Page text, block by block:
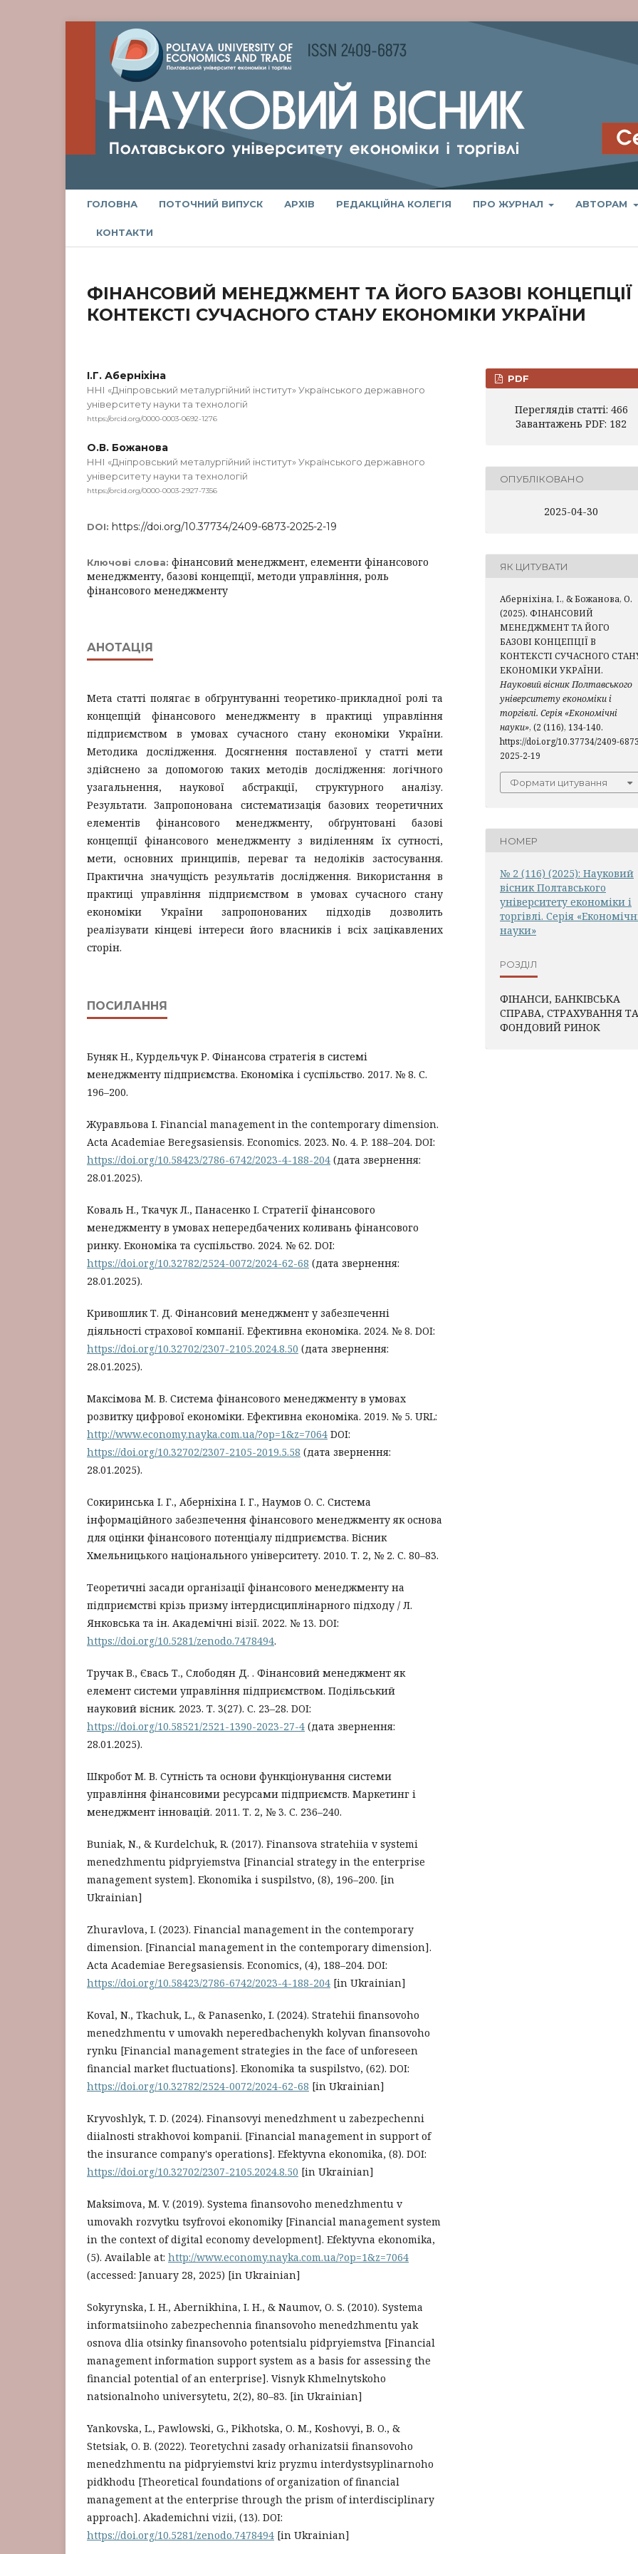
ГОЛОВНА ПОТОЧНИЙ ВИПУСК АРХІВ РЕДАКЦІЙНА КОЛЕГІЯ ПРО ЖУРНАЛ АВТОРАМ
КОНТАКТИ
ФІНАНСОВИЙ МЕНЕДЖМЕНТ ТА ЙОГО БАЗОВІ КОНЦЕПЦІЇ
КОНТЕКСТІ СУЧАСНОГО СТАНУ ЕКОНОМІКИ УКРАЇНИ
І.Г. Аберніхіна
ННІ «Дніпровський металургійний інститут» Українського державного
університету науки та технологій
https://orcid.org/0000-0003-0692-1276
О.В. Божанова
ННІ «Дніпровський металургійний інститут» Українського державного
університету науки та технологій
https://orcid.org/0000-0003-2927-7356
DOI: https://doi.org/10.37734/2409-6873-2025-2-19
Ключові слова: фінансовий менеджмент, елементи фінансового
менеджменту, базові концепції, методи управління, роль
фінансового менеджменту
АНОТАЦІЯ
Мета статті полягає в обґрунтуванні теоретико-прикладної ролі та
концепцій фінансового менеджменту в практиці управління
підприємством в умовах сучасного стану економіки України.
Методика дослідження. Досягнення поставленої у статті мети
здійснено за допомогою таких методів дослідження: логічного
узагальнення, наукової абстракції, структурного аналізу.
Результати. Запропонована систематизація базових теоретичних
елементів фінансового менеджменту, обґрунтовані базові
концепції фінансового менеджменту з виділенням їх сутності,
мети, основних принципів, переваг та недоліків застосування.
Практична значущість результатів дослідження. Використання в
практиці управління підприємством в умовах сучасного стану
економіки України запропонованих підходів дозволить
реалізувати кінцеві інтереси його власників і всіх зацікавлених
сторін.
ПОСИЛАННЯ
Буняк Н., Курдельчук Р. Фінансова стратегія в системі
менеджменту підприємства. Економіка і суспільство. 2017. № 8. С.
196–200.
Журавльова І. Financial management in the contemporary dimension.
Acta Academiae Beregsasiensis. Economics. 2023. No. 4. P. 188–204. DOI:
https://doi.org/10.58423/2786-6742/2023-4-188-204 (дата звернення:
28.01.2025).
Коваль Н., Ткачук Л., Панасенко І. Стратегії фінансового
менеджменту в умовах непередбачених коливань фінансового
ринку. Економіка та суспільство. 2024. № 62. DOI:
https://doi.org/10.32782/2524-0072/2024-62-68 (дата звернення:
28.01.2025).
Кривошлик Т. Д. Фінансовий менеджмент у забезпеченні
діяльності страхової компанії. Ефективна економіка. 2024. № 8. DOI:
https://doi.org/10.32702/2307-2105.2024.8.50 (дата звернення:
28.01.2025).
Максімова М. В. Система фінансового менеджменту в умовах
розвитку цифрової економіки. Ефективна економіка. 2019. № 5. URL:
http://www.economy.nayka.com.ua/?op=1&z=7064 DOI:
https://doi.org/10.32702/2307-2105-2019.5.58 (дата звернення:
28.01.2025).
Сокиринська І. Г., Аберніхіна І. Г., Наумов О. С. Система
інформаційного забезпечення фінансового менеджменту як основа
для оцінки фінансового потенціалу підприємства. Вісник
Хмельницького національного університету. 2010. Т. 2, № 2. С. 80–83.
Теоретичні засади організації фінансового менеджменту на
підприємстві крізь призму інтердисциплінарного підходу / Л.
Янковська та ін. Академічні візії. 2022. № 13. DOI:
https://doi.org/10.5281/zenodo.7478494.
Тручак В., Євась Т., Слободян Д. . Фінансовий менеджмент як
елемент системи управління підприємством. Подільський
науковий вісник. 2023. Т. 3(27). С. 23–28. DOI:
https://doi.org/10.58521/2521-1390-2023-27-4 (дата звернення:
28.01.2025).
Шкробот М. В. Сутність та основи функціонування системи
управління фінансовими ресурсами підприємств. Маркетинг і
менеджмент інновацій. 2011. Т. 2, № 3. С. 236–240.
Buniak, N., & Kurdelchuk, R. (2017). Finansova stratehiia v systemi
menedzhmentu pidpryiemstva [Financial strategy in the enterprise
management system]. Ekonomika i suspilstvo, (8), 196–200. [in
Ukrainian]
Zhuravlova, I. (2023). Financial management in the contemporary
dimension. [Financial management in the contemporary dimension].
Acta Academiae Beregsasiensis. Economics, (4), 188–204. DOI:
https://doi.org/10.58423/2786-6742/2023-4-188-204 [in Ukrainian]
Koval, N., Tkachuk, L., & Panasenko, I. (2024). Stratehii finansovoho
menedzhmentu v umovakh neperedbachenykh kolyvan finansovoho
rynku [Financial management strategies in the face of unforeseen
financial market fluctuations]. Ekonomika ta suspilstvo, (62). DOI:
https://doi.org/10.32782/2524-0072/2024-62-68 [in Ukrainian]
Kryvoshlyk, T. D. (2024). Finansovyi menedzhment u zabezpechenni
diialnosti strakhovoi kompanii. [Financial management in support of
the insurance company's operations]. Efektyvna ekonomika, (8). DOI:
https://doi.org/10.32702/2307-2105.2024.8.50 [in Ukrainian]
Maksimova, M. V. (2019). Systema finansovoho menedzhmentu v
umovakh rozvytku tsyfrovoi ekonomiky [Financial management system
in the context of digital economy development]. Efektyvna ekonomika,
(5). Available at: http://www.economy.nayka.com.ua/?op=1&z=7064
(accessed: January 28, 2025) [in Ukrainian]
Sokyrynska, I. H., Abernikhina, I. H., & Naumov, O. S. (2010). Systema
informatsiinoho zabezpechennia finansovoho menedzhmentu yak
osnova dlia otsinky finansovoho potentsialu pidpryiemstva [Financial
management information support system as a basis for assessing the
financial potential of an enterprise]. Visnyk Khmelnytskoho
natsionalnoho universytetu, 2(2), 80–83. [in Ukrainian]
Yankovska, L., Pawlowski, G., Pikhotska, O. M., Koshovyi, B. O., &
Stetsiak, O. B. (2022). Teoretychni zasady orhanizatsii finansovoho
menedzhmentu na pidpryiemstvi kriz pryzmu interdystsyplinarnoho
pidkhodu [Theoretical foundations of organization of financial
management at the enterprise through the prism of interdisciplinary
approach]. Akademichni vizii, (13). DOI:
https://doi.org/10.5281/zenodo.7478494 [in Ukrainian]
PDF
Переглядів статті: 466
Завантажень PDF: 182
ОПУБЛІКОВАНО
2025-04-30
ЯК ЦИТУВАТИ
Аберніхіна, І., & Божанова, О.
(2025). ФІНАНСОВИЙ
МЕНЕДЖМЕНТ ТА ЙОГО
БАЗОВІ КОНЦЕПЦІЇ В
КОНТЕКСТІ СУЧАСНОГО
ЕКОНОМІКИ УКРАЇНИ.
Науковий вісник Полтавського
університету економіки і
торгівлі. Серія «Економічні
науки», (2 (116), 134-140.
https://doi.org/10.37734/2409-
2025-2-19
Формати цитування
НОМЕР
№ 2 (116) (2025): Науковий
вісник Полтавського
університету економіки і
торгівлі. Серія
науки»
РОЗДІЛ
ФІНАНСИ, БАНКІВСЬКА
СПРАВА, СТРАХУВАННЯ ТА
ФОНДОВИЙ РИНОК